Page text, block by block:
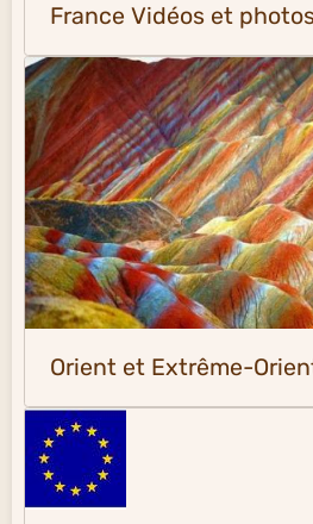
France Vidéos et
Orient et Extrême-